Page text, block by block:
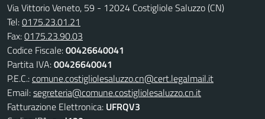
Via Vittorio Veneto, 59 - 12024 Costigliole Saluzzo (CN)
Tel:0175.23.01.21
Fax:0175.23.90.03
Codice Fiscale:00426640041
Partita IVA:00426640041
P.E.C.:comune.costigliolesaluzzo.cn@cert.legalmail.it
Email:segreteria@comune.costigliolesaluzzo.cn.it
Fatturazione Elettronica: UFRQV3